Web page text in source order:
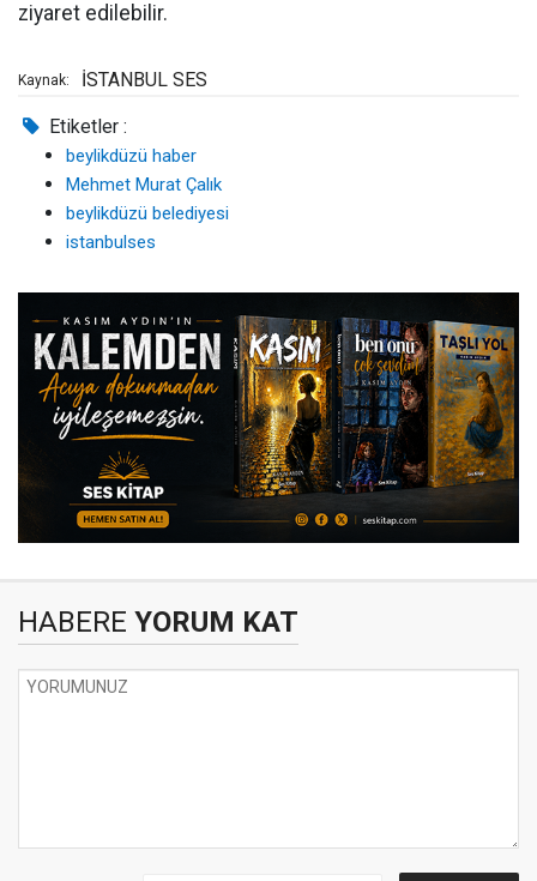
ziyaret edilebilir.
Kaynak: İSTANBUL SES
Etiketler :
beylikdüzü haber
Mehmet Murat Çalık
beylikdüzü belediyesi
istanbulses
HABERE YORUM KAT